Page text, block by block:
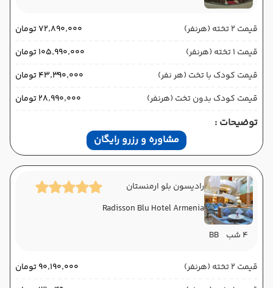
قیمت 2 تخته (هرنفر)
۷۲٬۸۹۰٬۰۰۰ تومان
قیمت 1 تخته (هرنفر)
۱۰۵٬۹۹۰٬۰۰۰ تومان
قیمت کودک با تخت (هر نفر)
۴۳٬۳۹۰٬۰۰۰ تومان
قیمت کودک بدون تخت (هرنفر)
۲۸٬۹۹۰٬۰۰۰ تومان
توضیحات :
مشاوره و رزرو رایگان
رادیسون بلو ارمنستان
Radisson Blu Hotel Armenia
4 شب
BB
قیمت 2 تخته (هرنفر)
۹۰٬۱۹۰٬۰۰۰ تومان